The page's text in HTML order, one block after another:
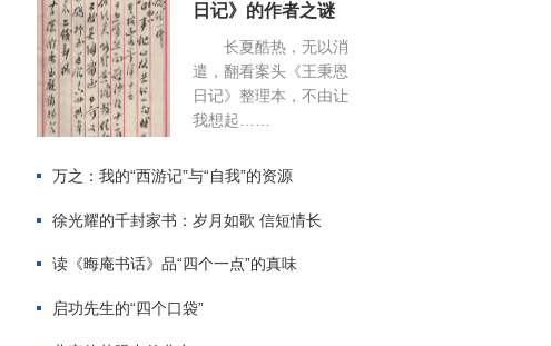
日记》的作者之谜
长夏酷热，无以消
遣，翻看案头《王秉恩
日记》整理本，不由让
我想起……
万之：我的“西游记”与“自我”的资源
徐光耀的千封家书：岁月如歌 信短情长
读《晦庵书话》品“四个一点”的真味
启功先生的“四个口袋”